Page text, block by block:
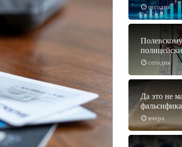
сегодня
сегодня
вчера
Да это не